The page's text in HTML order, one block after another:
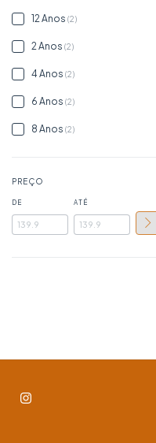
12 Anos (2)
2 Anos (2)
4 Anos (2)
6 Anos (2)
8 Anos (2)
PREÇO
DE ATÉ